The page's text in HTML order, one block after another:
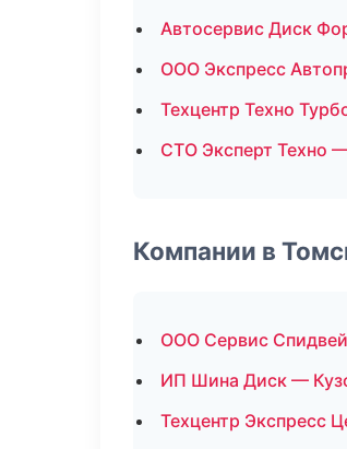
Автосервис Диск
ООО Экспресс
Техцентр Техно
СТО Эксперт Техно
Компании в
ООО Сервис
ИП Шина Диск —
Техцентр Экспресс